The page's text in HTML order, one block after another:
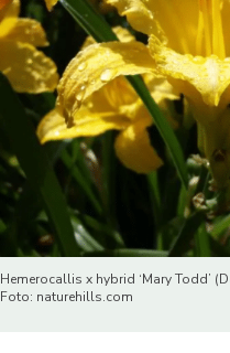
Hemerocallis x hybrid ‘Mary Todd’
Foto: naturehills.com